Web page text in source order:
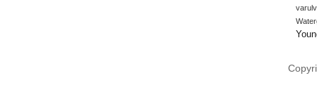
varulv